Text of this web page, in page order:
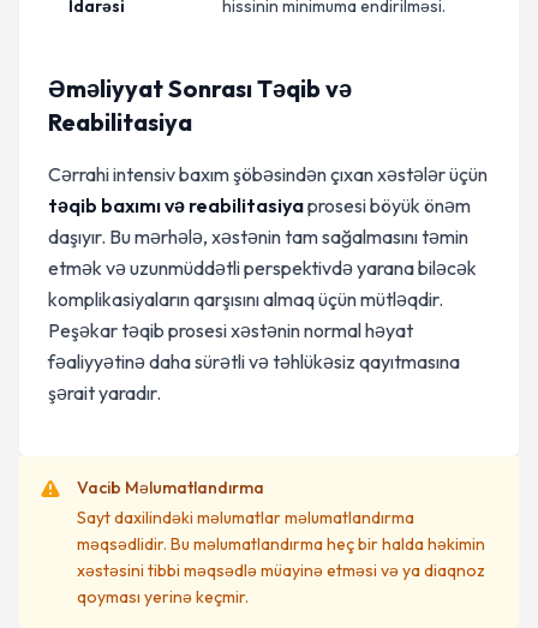
İdarəsi hissinin minimuma endirilməsi.
Əməliyyat Sonrası Təqib və
Reabilitasiya
Cərrahi intensiv baxım şöbəsindən çıxan xəstələr üçün
təqib baxımı və reabilitasiyaprosesi böyük önəm
daşıyır. Bu mərhələ, xəstənin tam sağalmasını təmin
etmək və uzunmüddətli perspektivdə yarana biləcək
komplikasiyaların qarşısını almaq üçün mütləqdir.
Peşəkar təqib prosesi xəstənin normal həyat
fəaliyyətinə daha sürətli və təhlükəsiz qayıtmasına
şərait yaradır.
Vacib Məlumatlandırma
Sayt daxilindəki məlumatlar məlumatlandırma
məqsədlidir. Bu məlumatlandırma heç bir halda həkimin
xəstəsini tibbi məqsədlə müayinə etməsi və ya diaqnoz
qoyması yerinə keçmir.